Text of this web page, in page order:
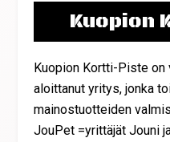
Kuopion
Kuopion Kortti-Piste on
aloittanut yritys, jonka
mainostuotteiden
JouPet =yrittäjät Jouni